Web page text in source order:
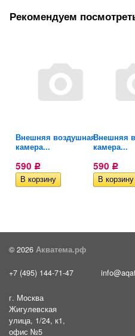
Рекомендуем
Внешняя воздушная
камера...
590 Р
Внешняя
камера...
590 Р
© 2026 Акватема.рф
+7 (495) 144-71-47
г. Москва
Жигулевская
улица, 1/24, к1,
офис №5